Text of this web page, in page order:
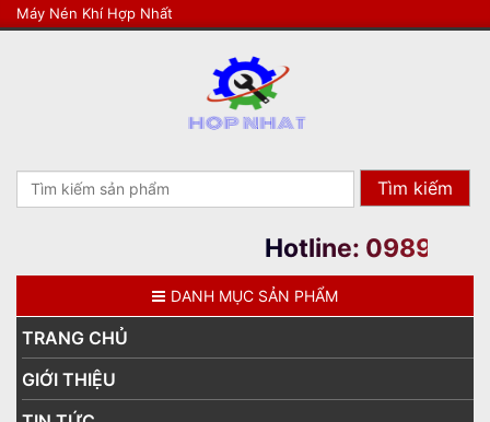
Máy Nén Khí Hợp Nhất
Search
for:
Hotline: 0989508177
DANH MỤC SẢN PHẨM
TRANG CHỦ
GIỚI THIỆU